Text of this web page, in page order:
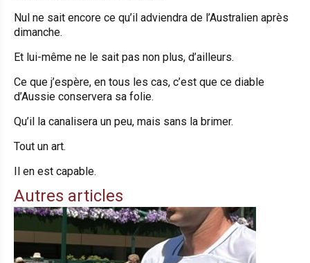
Nul ne sait encore ce qu’il adviendra de l’Australien après
dimanche.
Et lui-même ne le sait pas non plus, d’ailleurs.
Ce que j’espère, en tous les cas, c’est que ce diable
d’Aussie conservera sa folie.
Qu’il la canalisera un peu, mais sans la brimer.
Tout un art.
Il en est capable.
Autres articles